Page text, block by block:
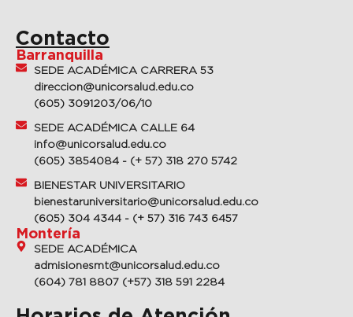
Contacto
Barranquilla
SEDE ACADÉMICA CARRERA 53
direccion@unicorsalud.edu.co
(605) 3091203/06/10
SEDE ACADÉMICA CALLE 64
info@unicorsalud.edu.co
(605) 3854084 - (+ 57) 318 270 5742
BIENESTAR UNIVERSITARIO
bienestaruniversitario@unicorsalud.edu.co
(605) 304 4344 - (+ 57) 316 743 6457
Montería
SEDE ACADÉMICA
admisionesmt@unicorsalud.edu.co
(604) 781 8807 (+57) 318 591 2284